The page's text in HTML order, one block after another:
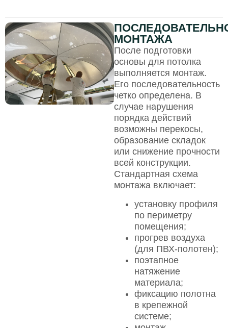
МОНТАЖА
После подготовки
основы для потолка
выполняется монтаж.
Его последовательность
четко определена. В
случае нарушения
порядка действий
возможны перекосы,
образование складок
или снижение прочности
всей конструкции.
Стандартная схема
монтажа включает:
установку профиля
по периметру
помещения;
прогрев воздуха
(для ПВХ-полотен);
поэтапное
натяжение
материала;
фиксацию полотна
в крепежной
системе;